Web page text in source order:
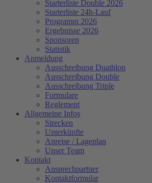
Starterliste Double 2026
Starterliste 24h-Lauf
Programm 2026
Ergebnisse 2026
Sponsoren
Statistik
Anmeldung
Ausschreibung Duathlon
Ausschreibung Double
Ausschreibung Triple
Formulare
Reglement
Allgemeine Infos
Strecken
Unterkünfte
Anreise / Lageplan
Unser Team
Kontakt
Ansprechpartner
Kontaktformular